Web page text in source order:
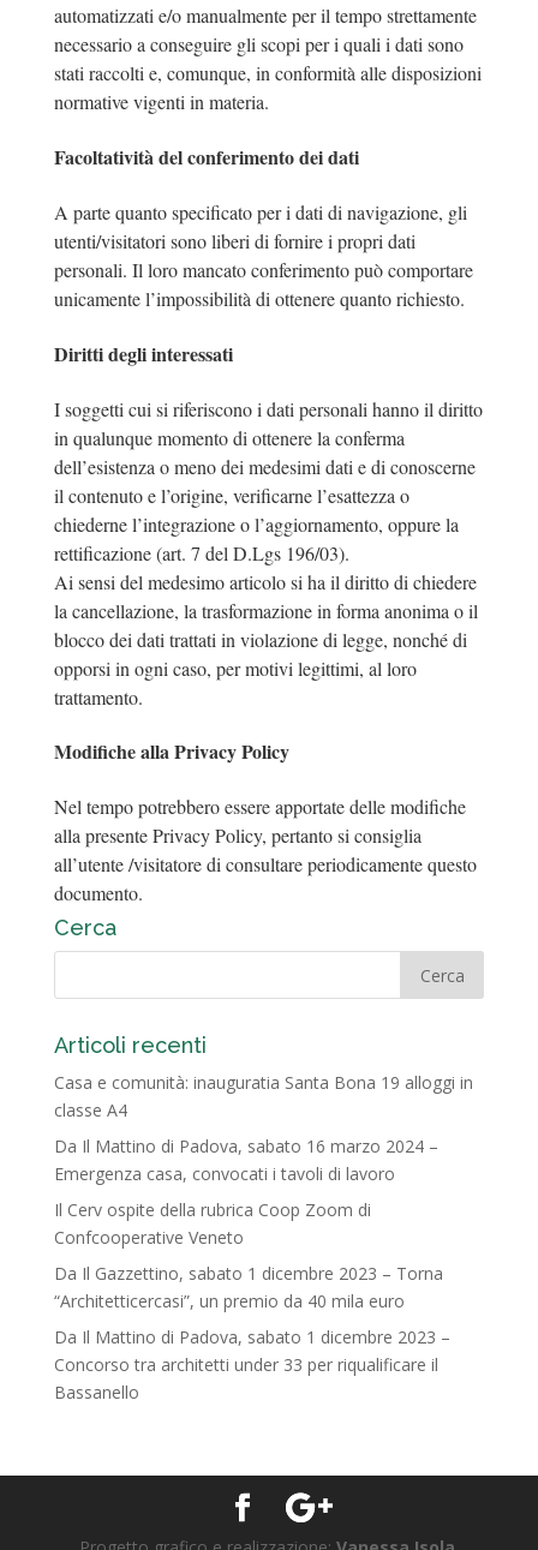
automatizzati e/o manualmente per il tempo strettamente
necessario a conseguire gli scopi per i quali i dati sono
stati raccolti e, comunque, in conformità alle disposizioni
normative vigenti in materia.
Facoltatività del conferimento dei dati
A parte quanto specificato per i dati di navigazione, gli
utenti/visitatori sono liberi di fornire i propri dati
personali. Il loro mancato conferimento può comportare
unicamente l’impossibilità di ottenere quanto richiesto.
Diritti degli interessati
I soggetti cui si riferiscono i dati personali hanno il diritto
in qualunque momento di ottenere la conferma
dell’esistenza o meno dei medesimi dati e di conoscerne
il contenuto e l’origine, verificarne l’esattezza o
chiederne l’integrazione o l’aggiornamento, oppure la
rettificazione (art. 7 del D.Lgs 196/03).
Ai sensi del medesimo articolo si ha il diritto di chiedere
la cancellazione, la trasformazione in forma anonima o il
blocco dei dati trattati in violazione di legge, nonché di
opporsi in ogni caso, per motivi legittimi, al loro
trattamento.
Modifiche alla Privacy Policy
Nel tempo potrebbero essere apportate delle modifiche
alla presente Privacy Policy, pertanto si consiglia
all’utente /visitatore di consultare periodicamente questo
documento.
Cerca
Articoli recenti
Casa e comunità: inauguratia Santa Bona 19 alloggi in
classe A4
Da Il Mattino di Padova, sabato 16 marzo 2024 –
Emergenza casa, convocati i tavoli di lavoro
Il Cerv ospite della rubrica Coop Zoom di
Confcooperative Veneto
Da Il Gazzettino, sabato 1 dicembre 2023 – Torna
“Architetticercasi”, un premio da 40 mila euro
Da Il Mattino di Padova, sabato 1 dicembre 2023 –
Concorso tra architetti under 33 per riqualificare il
Bassanello